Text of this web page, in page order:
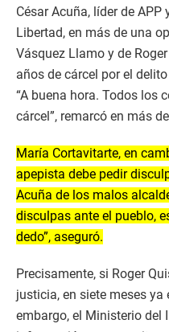
César Acuña, líder de
Libertad, en más de una
Vásquez Llamo y de
años de cárcel por el
“A buena hora. Todos los
cárcel”, remarcó en más
María Cortavitarte, en
apepista debe pedir
Acuña de los malos
disculpas ante el pueblo,
dedo”, aseguró.
Precisamente, si Roger
justicia, en siete meses
embargo, el Ministerio del